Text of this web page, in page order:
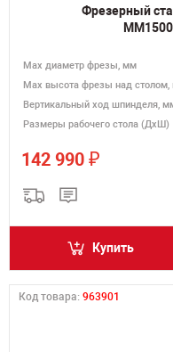
Фрезерный
Max диаметр фрезы, мм
Мах высота фрезы над
Вертикальный ход шпинделя,
Размеры рабочего стола (ДхШ)
142 990 ₽
Купить
Код товара: 963901